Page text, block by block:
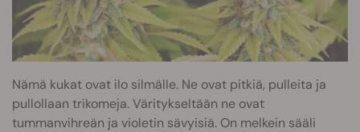
Nämä kukat ovat ilo silmälle. Ne ovat pitkiä, pulleita ja
pullollaan trikomeja. Väritykseltään ne ovat
tummanvihreän ja violetin sävyisiä. On melkein sääli